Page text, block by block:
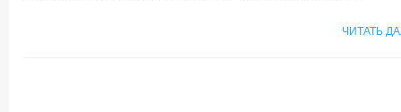
ЧИТАТЬ